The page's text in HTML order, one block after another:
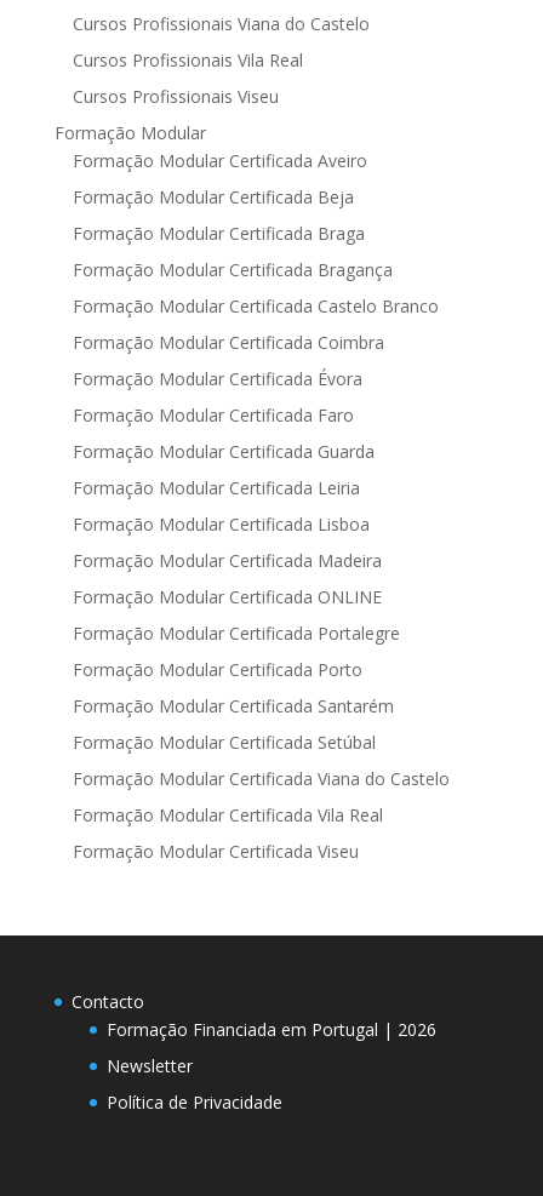
Cursos Profissionais Viana do Castelo
Cursos Profissionais Vila Real
Cursos Profissionais Viseu
Formação Modular
Formação Modular Certificada Aveiro
Formação Modular Certificada Beja
Formação Modular Certificada Braga
Formação Modular Certificada Bragança
Formação Modular Certificada Castelo Branco
Formação Modular Certificada Coimbra
Formação Modular Certificada Évora
Formação Modular Certificada Faro
Formação Modular Certificada Guarda
Formação Modular Certificada Leiria
Formação Modular Certificada Lisboa
Formação Modular Certificada Madeira
Formação Modular Certificada ONLINE
Formação Modular Certificada Portalegre
Formação Modular Certificada Porto
Formação Modular Certificada Santarém
Formação Modular Certificada Setúbal
Formação Modular Certificada Viana do Castelo
Formação Modular Certificada Vila Real
Formação Modular Certificada Viseu
Contacto
Formação Financiada em Portugal | 2026
Newsletter
Política de Privacidade